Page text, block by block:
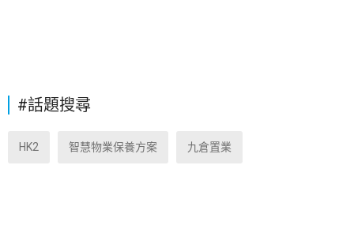
#話題搜尋
HK2 智慧物業保養方案 九倉置業